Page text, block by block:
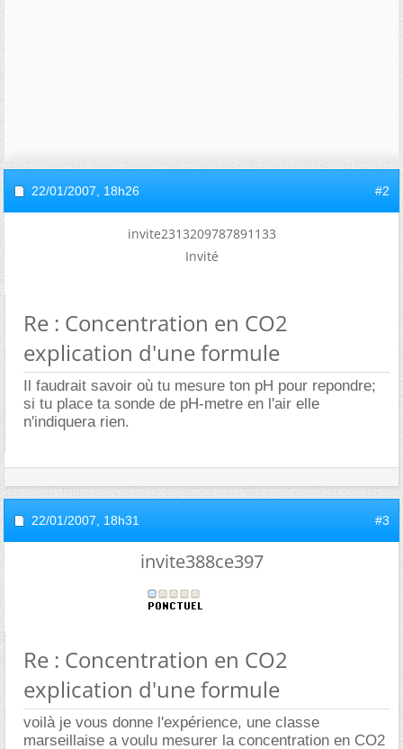
22/01/2007, 18h26 #2
invite2313209787891133
Invité
Re : Concentration en CO2
explication d'une formule
Il faudrait savoir où tu mesure ton pH pour repondre;
si tu place ta sonde de pH-metre en l'air elle
n'indiquera rien.
22/01/2007, 18h31 #3
invite388ce397
Re : Concentration en CO2
explication d'une formule
voilà je vous donne l'expérience, une classe
marseillaise a voulu mesurer la concentration en CO2